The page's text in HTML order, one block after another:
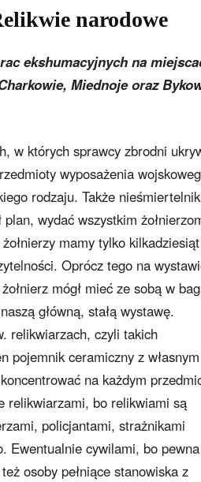
narodowe
ekshumacyjnych na
Miednoje oraz
w których sprawcy zbrodni
wyposażenia
rodzaju. Także
wydać wszystkim
mamy tylko kilkadziesiąt
Oprócz tego na
mógł mieć ze sobą w
główną, stałą wystawę.
relikwiarzach, czyli takich
pojemnik ceramiczny z własnym
na każdym
relikwiarzami, bo relikwiami są
policjantami, strażnikami
Ewentualnie cywilami, bo
osoby pełniące stanowiska z